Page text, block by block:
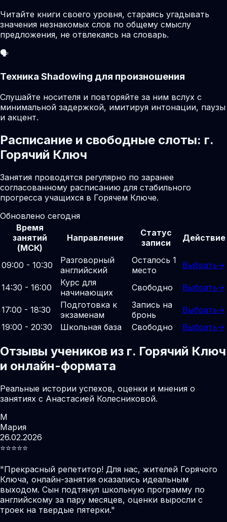
Читайте книги своего уровня, стараясь угадывать
значения незнакомых слов по общему смыслу
предложения, не отвлекаясь на словарь.
🗣️
Техника Shadowing для произношения
Слушайте носителя и повторяйте за ним вслух с
минимальной задержкой, имитируя интонации, паузы
и акцент.
Расписание и свободные слоты: г.
Горячий Ключ
Занятия проводятся регулярно по заранее
согласованному расписанию для стабильного
прогресса учащихся в Горячем Ключе.
Обновлено сегодня
Время
занятий
(МСК)
Направление
Статус
записи
Действие
09:00 - 10:30
Разговорный
английский
Осталось 1
место
Выбрать→
14:30 - 16:00
Курс для
начинающих
Свободно Выбрать→
17:00 - 18:30
Подготовка к
экзаменам
Запись на
бронь
Выбрать→
19:00 - 20:30
Школьная база Свободно Выбрать→
Отзывы учеников из г. Горячий Ключ
и онлайн-формата
Реальные истории успехов, оценки и мнения о
занятиях с Анастасией Колесниковой.
М
Мария
26.02.2026
⭐️⭐️⭐️⭐️⭐️
"Прекрасный репетитор! Для нас, жителей Горячого
Ключа, онлайн-занятия оказались идеальным
выходом. Сын подтянул школьную программу по
английскому за пару месяцев, оценки выросли с
троек на твердые пятерки."